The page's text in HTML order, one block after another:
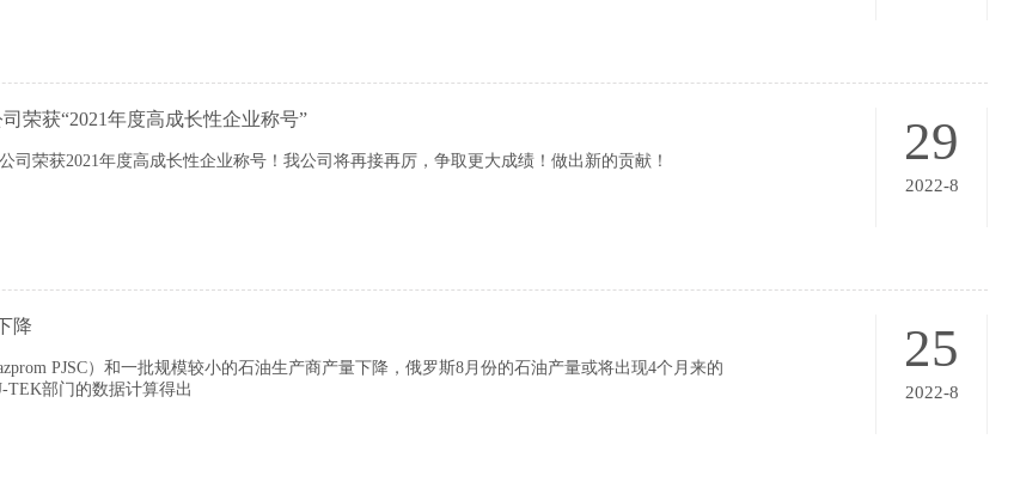
29
2022-8
荣获“2021年度高成长性企业称号”
获2021年度高成长性企业称号！我公司将再接再厉，争取更大成绩！做出新的贡献！
25
2022-8
降
PJSC）和一批规模较小的石油生产商产量下降，俄罗斯8月份的石油产量或将出现4个月来的
部门的数据计算得出